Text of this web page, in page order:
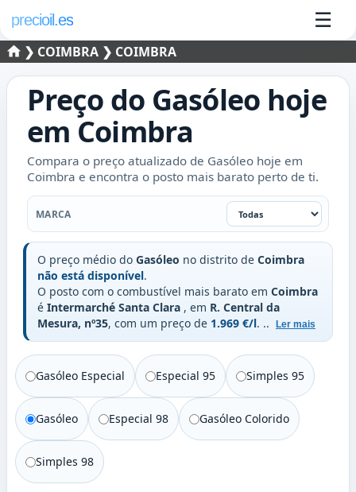
precioil.es ☰
❯ COIMBRA ❯ COIMBRA
Preço do Gasóleo hoje
em Coimbra
Compara o preço atualizado de Gasóleo hoje em
Coimbra e encontra o posto mais barato perto de ti.
Marca
MARCA
O preço médio do Gasóleo no distrito de Coimbra
não está disponível.
O posto com o combustível mais barato em Coimbra
é Intermarché Santa Clara , em R. Central da
Mesura, nº35, com um preço de 1.969 €/l. .. Ler mais
Gasóleo Especial Especial 95 Simples 95
Gasóleo Especial 98 Gasóleo Colorido
Simples 98